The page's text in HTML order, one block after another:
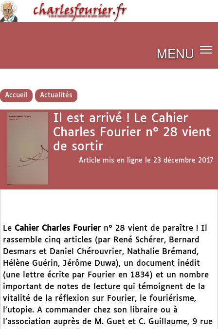
MENU
Accueil Actualités
Il est arrivé ! Le Cahier
Charles Fourier n° 28 vient
de sortir
Article mis en ligne le 23 décembre 2017
Le Cahier Charles Fourier n° 28 vient de paraître ! Il
rassemble cinq articles (par René Schérer, Bernard
Desmars et Daniel Chérouvrier, Nathalie Brémand,
Hélène Guérin, Jérôme Duwa), un document inédit
(une lettre écrite par Fourier en 1834) et un nombre
important de notes de lecture qui témoignent de la
vitalité de la réflexion sur Fourier, le fouriérisme,
l’utopie. A commander chez son libraire ou à
l’association auprès de M. Guet et C. Guillaume, 9 rue